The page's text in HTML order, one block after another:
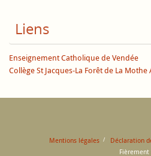
Liens
Enseignement Catholique de Vendée
Collège St Jacques-La Forêt de La Mothe
Mentions légales
Déclaration